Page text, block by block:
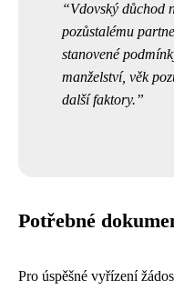
Vdovský důchod
pozůstalému
stanovené
manželství, věk
další faktory.
Potřebné
Pro úspěšné vyřízení